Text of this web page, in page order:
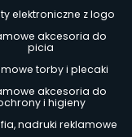
elektroniczne z logo
akcesoria do
picia
torby i plecaki
akcesoria do
i higieny
nadruki reklamowe